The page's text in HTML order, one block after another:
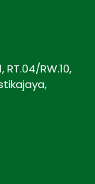
RT.04/RW.10,